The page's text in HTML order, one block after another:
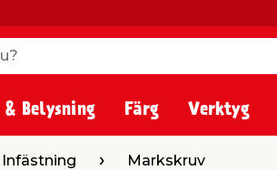
& Belysning Färg Verktyg
Infästning Markskruv